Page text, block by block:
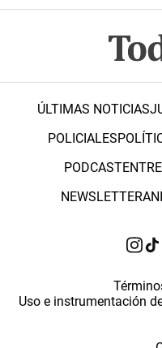
ÚLTIMAS NOTICIAS
POLICIALES
PODCAST
NEWSLETTER
Uso e instrumentación